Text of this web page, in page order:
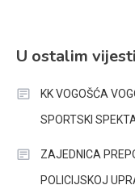
U ostalim
KK VOGOŠĆA
SPORTSKI
ZAJEDNICA
POLICIJSKOJ